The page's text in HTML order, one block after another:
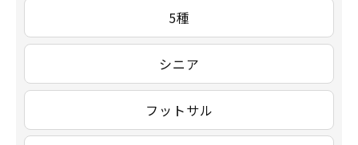
5種
シニア
フットサル